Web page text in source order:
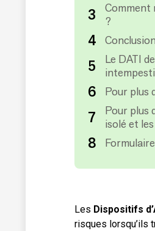
Comment
?
Le DATI
Pour plus
Pour plus
isolé et
Les Dispositifs
risques lorsqu’ils